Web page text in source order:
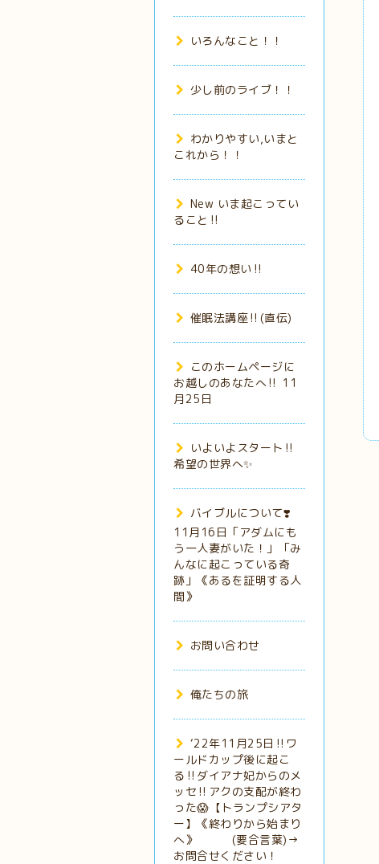
いろんなこと！！
少し前のライブ！！
わかりやすい,いまと
これから！！
New いま起こってい
ること‼️
40年の想い‼️
催眠法講座‼️(直伝)
このホームページに
お越しのあなたへ‼️ 11
月25日
いよいよスタート‼️
希望の世界へ✨
バイブルについて❣️
11月16日「アダムにも
う一人妻がいた！」「み
んなに起こっている奇
跡」《あるを証明する人
間》
お問い合わせ
俺たちの旅
‘22年11月25日‼️ワ
ールドカップ後に起こ
る‼️ダイアナ妃からのメ
ッセ‼️アクの支配が終わ
った😱【トランプシアタ
ー】《終わりから始まり
へ》 (要合言葉)→
お問合せください！